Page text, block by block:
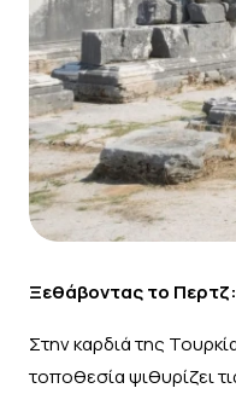
Ξεθάβοντας το
Στην καρδιά της
τοποθεσία ψιθυρίζει